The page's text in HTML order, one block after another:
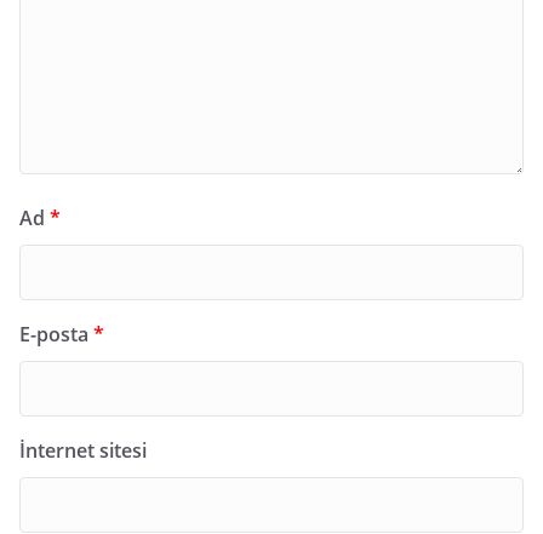
Ad *
E-posta *
İnternet sitesi